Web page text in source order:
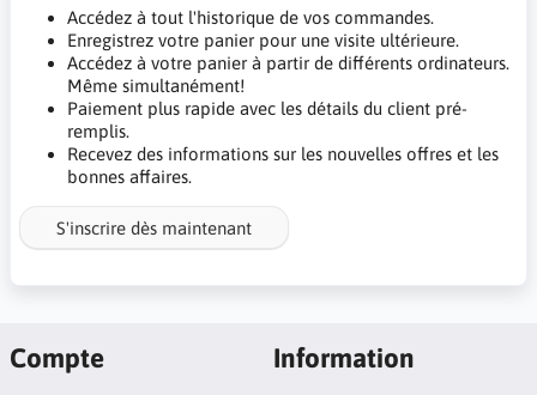
Accédez à tout l'historique de vos commandes.
Enregistrez votre panier pour une visite ultérieure.
Accédez à votre panier à partir de différents ordinateurs.
Même simultanément!
Paiement plus rapide avec les détails du client pré-
remplis.
Recevez des informations sur les nouvelles offres et les
bonnes affaires.
S'inscrire dès maintenant
Compte Information